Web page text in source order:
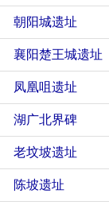
朝阳城遗址
襄阳楚王城遗址
凤凰咀遗址
湖广北界碑
老坟坡遗址
陈坡遗址